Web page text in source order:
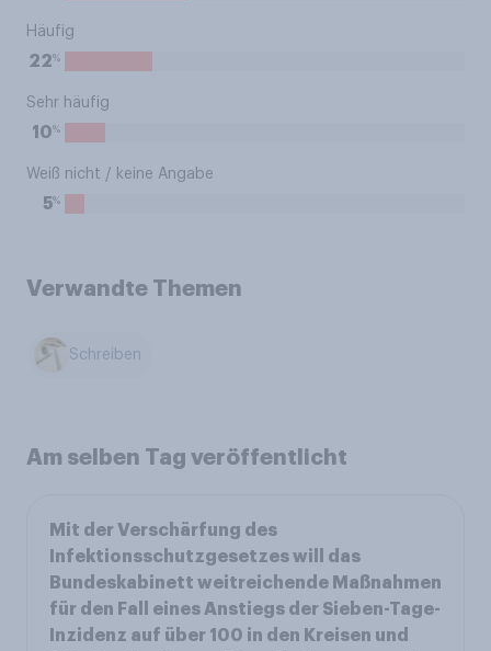
Häufig
22%
Sehr häufig
10%
Weiß nicht / keine Angabe
5%
Verwandte Themen
Schreiben
Am selben Tag veröffentlicht
Mit der Verschärfung des
Infektionsschutzgesetzes will das
Bundeskabinett weitreichende Maßnahmen
für den Fall eines Anstiegs der Sieben-Tage-
Inzidenz auf über 100 in den Kreisen und